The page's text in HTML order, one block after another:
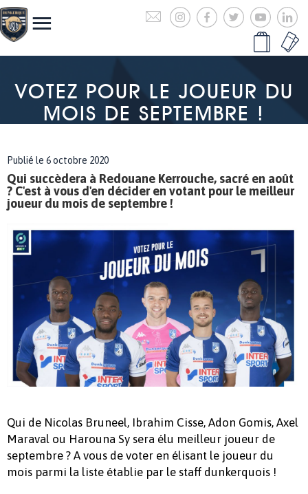
VOTEZ POUR LE JOUEUR DU
MOIS DE SEPTEMBRE !
Publié le 6 octobre 2020
Qui succèdera à Redouane Kerrouche, sacré en août
? C'est à vous d'en décider en votant pour le meilleur
joueur du mois de septembre !
Qui de Nicolas Bruneel, Ibrahim Cisse, Adon Gomis, Axel
Maraval ou Harouna Sy sera élu meilleur joueur de
septembre ? A vous de voter en élisant le joueur du
mois parmi la liste établie par le staff dunkerquois !